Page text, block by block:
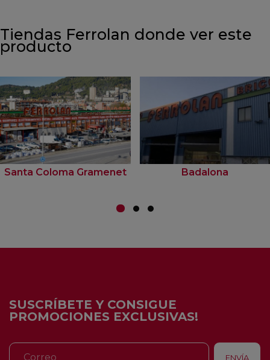
Tiendas Ferrolan donde ver este
producto
Santa Coloma Gramenet Badalona
SUSCRÍBETE Y CONSIGUE
PROMOCIONES EXCLUSIVAS!